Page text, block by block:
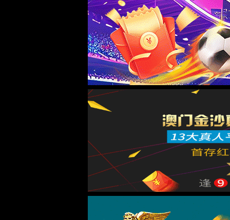
所有产品